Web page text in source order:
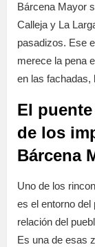
Bárcena Mayor
Calleja y La
pasadizos. Ese
merece la pena
en las fachadas,
El
de los
Bárcena
Uno de los
es el entorno del
relación del
Es una de esas